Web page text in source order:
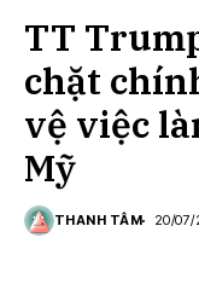
TT
chặt
vệ việc
Mỹ
THANH TÂM 20/